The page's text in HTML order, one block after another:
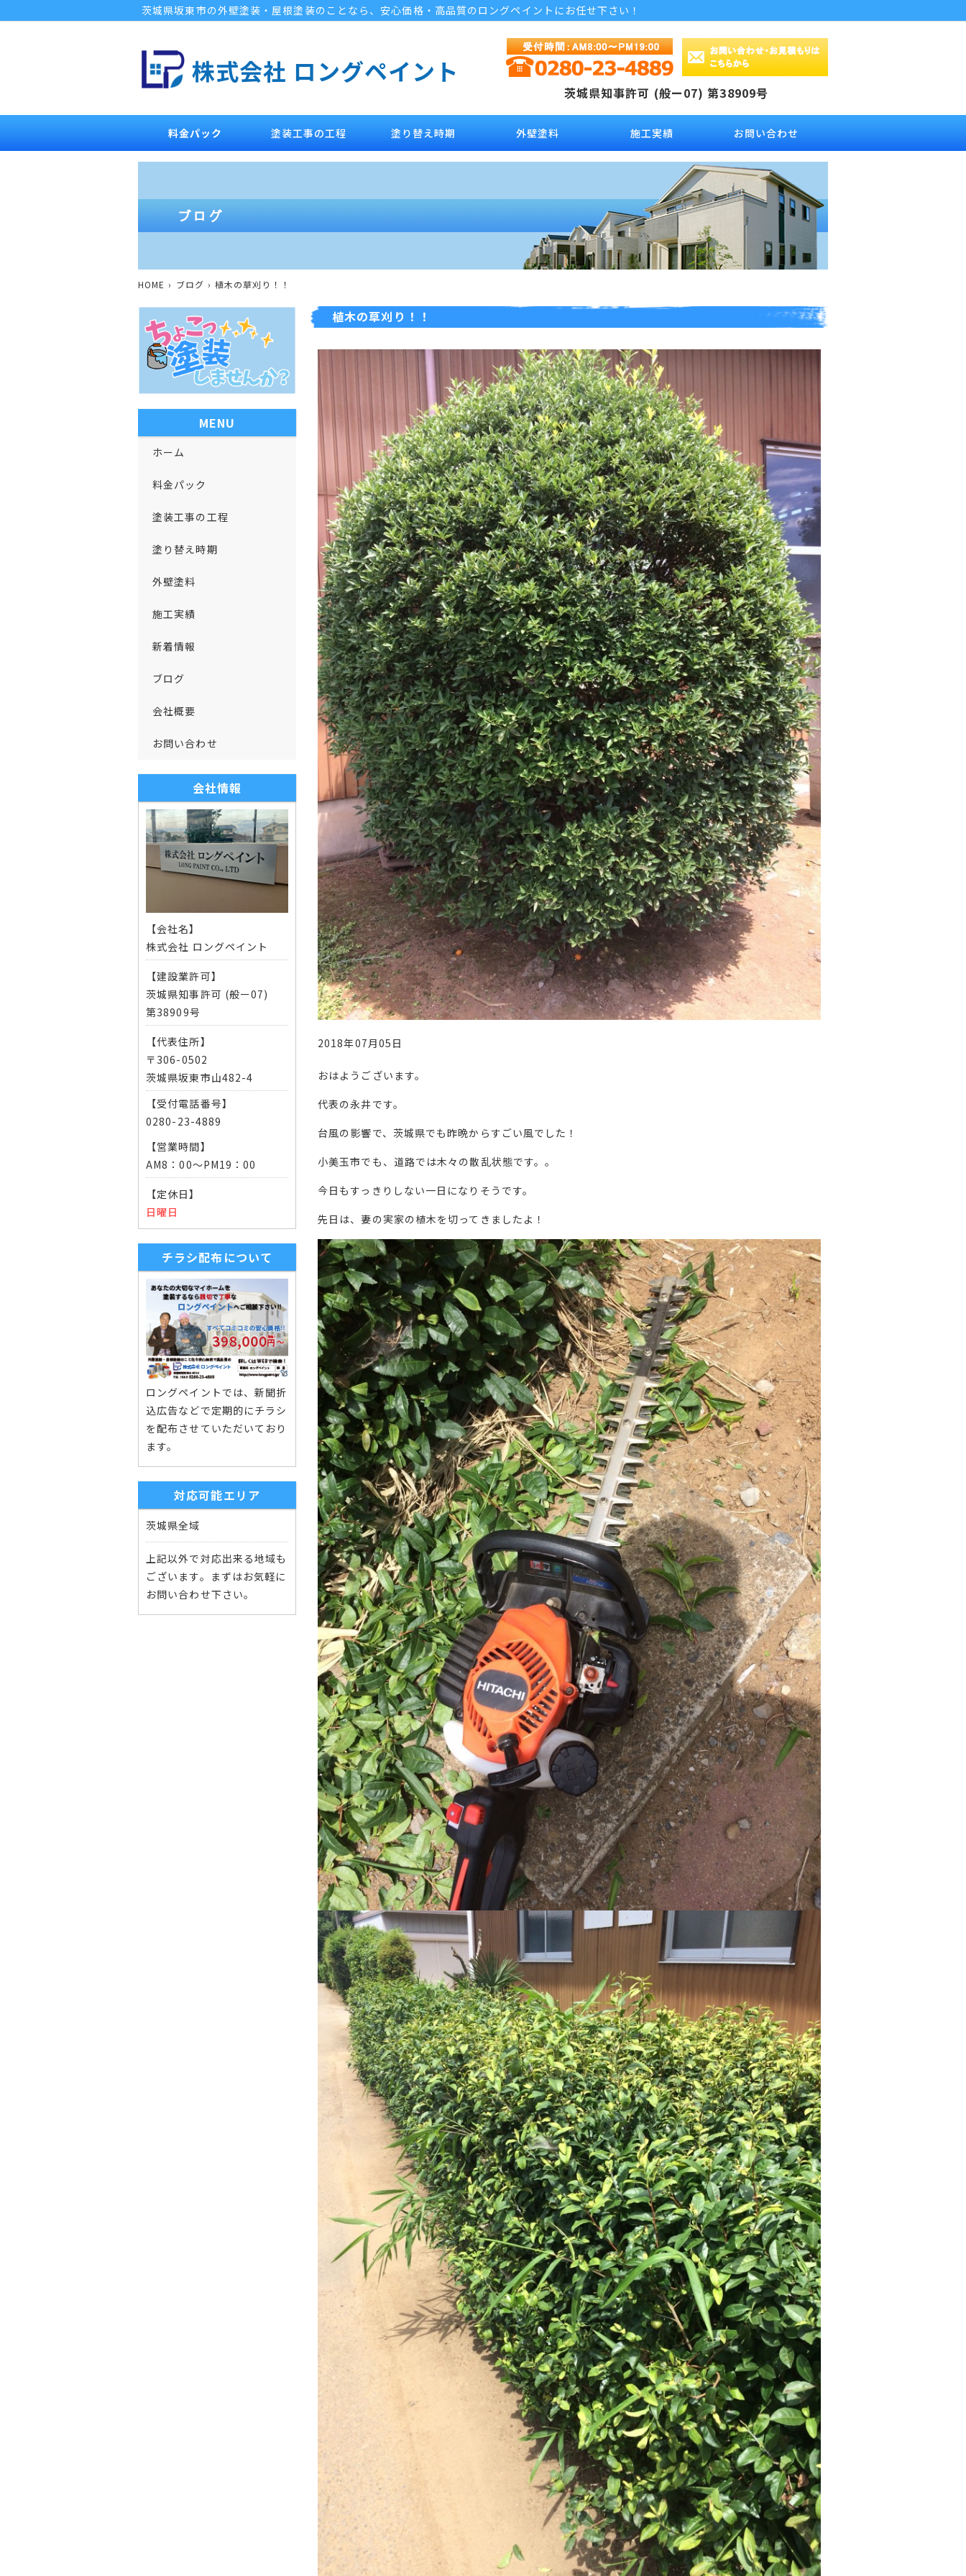
茨城県坂東市の外壁塗装・屋根塗装のことなら、安心価格・高品質のロングペイントにお任せ下さい！
株式会社 ロングペイント
茨城県知事許可 (般ー07) 第38909号
料金パック 塗装工事の工程 塗り替え時期 外壁塗料 施工実績 お問い合わせ
HOME ブログ 植木の草刈り！！
植木の草刈り！！
2018年07月05日
おはようございます。
代表の永井です。
台風の影響で、茨城県でも昨晩からすごい風でした！
小美玉市でも、道路では木々の散乱状態です。。
今日もすっきりしない一日になりそうです。
先日は、妻の実家の植木を切ってきましたよ！
MENU
ホーム
料金パック
塗装工事の工程
塗り替え時期
外壁塗料
施工実績
新着情報
ブログ
会社概要
お問い合わせ
会社情報
【会社名】
株式会社 ロングペイント
【建設業許可】
茨城県知事許可 (般ー07)
第38909号
【代表住所】
〒306-0502
茨城県坂東市山482-4
【受付電話番号】
0280-23-4889
【営業時間】
AM8：00～PM19：00
【定休日】
日曜日
チラシ配布について
ロングペイントでは、新聞折
込広告などで定期的にチラシ
を配布させていただいており
ます。
対応可能エリア
茨城県全域
上記以外で対応出来る地域も
ございます。まずはお気軽に
お問い合わせ下さい。